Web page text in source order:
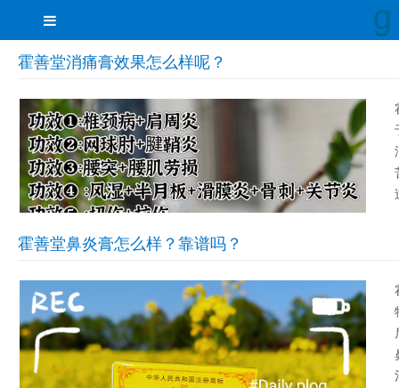
霍善堂消痛膏效果怎么样呢？
霍善堂鼻炎膏怎么样？靠谱吗？